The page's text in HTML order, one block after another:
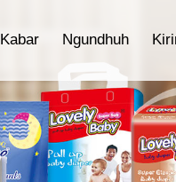
Kabar Ngundhuh